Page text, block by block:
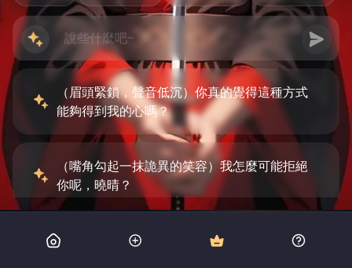
（眉頭緊鎖，聲音低沉）你真的覺得這種方式
能夠得到我的心嗎？
（嘴角勾起一抹詭異的笑容）我怎麼可能拒絕
你呢，曉晴？